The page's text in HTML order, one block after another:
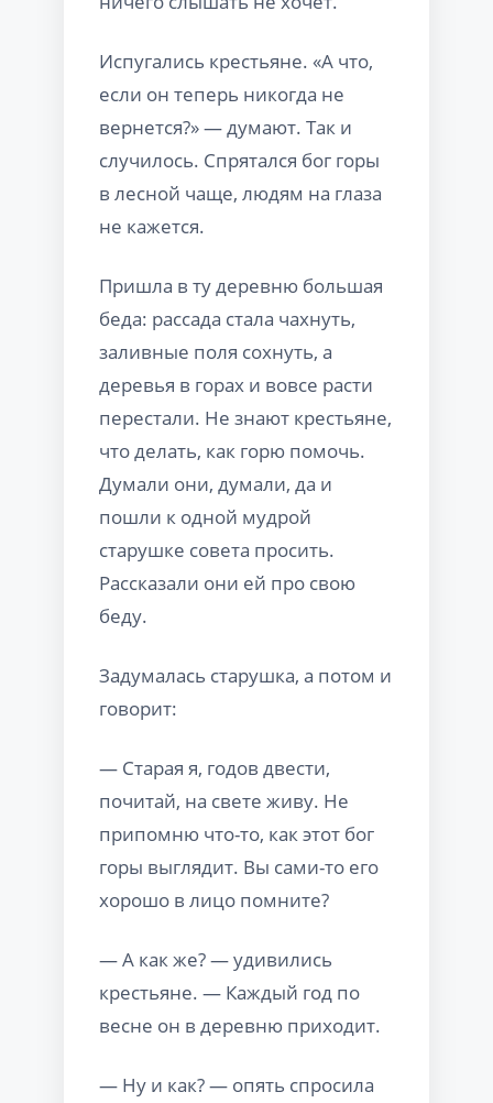
Испугались крестьяне. «А что,
если он теперь никогда не
вернется?» — думают. Так и
случилось. Спрятался бог горы
в лесной чаще, людям на глаза
не кажется.
Пришла в ту деревню большая
беда: рассада стала чахнуть,
заливные поля сохнуть, а
деревья в горах и вовсе расти
перестали. Не знают крестьяне,
что делать, как горю помочь.
Думали они, думали, да и
пошли к одной мудрой
старушке совета просить.
Рассказали они ей про свою
беду.
Задумалась старушка, а потом и
говорит:
— Старая я, годов двести,
почитай, на свете живу. Не
припомню что-то, как этот бог
горы выглядит. Вы сами-то его
хорошо в лицо помните?
— А как же? — удивились
крестьяне. — Каждый год по
весне он в деревню приходит.
— Ну и как? — опять спросила